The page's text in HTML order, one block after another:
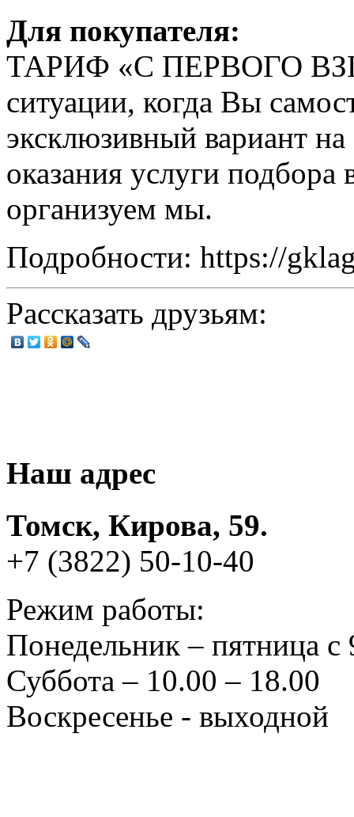
Для покупателя:
ТАРИФ «С ПЕРВОГО
ситуации, когда Вы
эксклюзивный вариант на
оказания услуги
организуем мы.
Подробности: https://
Рассказать друзьям:
Наш адрес
Томск, Кирова, 59.
+7 (3822) 50-10-40
Режим работы:
Понедельник – пятница с
Суббота – 10.00 – 18.00
Воскресенье - выходной